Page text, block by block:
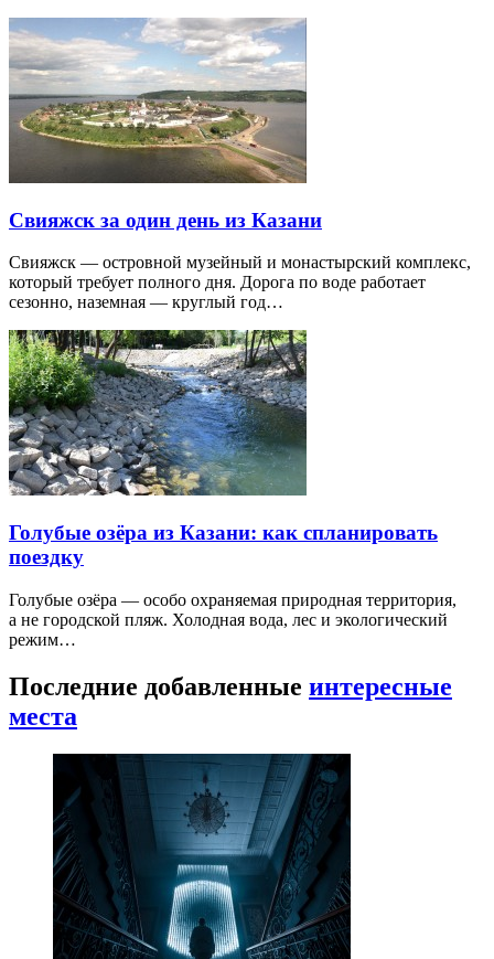
Свияжск за один день из Казани
Свияжск — островной музейный и монастырский комплекс,
который требует полного дня. Дорога по воде работает
сезонно, наземная — круглый год…
Голубые озёра из Казани: как спланировать
поездку
Голубые озёра — особо охраняемая природная территория,
а не городской пляж. Холодная вода, лес и экологический
режим…
Последние добавленные интересные
места